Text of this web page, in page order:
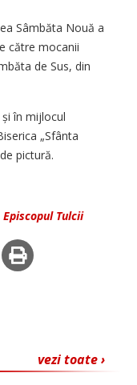
Sâmbăta Nouă a
către mocanii
de Sus, din
în mijlocul
„Sfânta
pictură.
Tulcii
vezi toate ›